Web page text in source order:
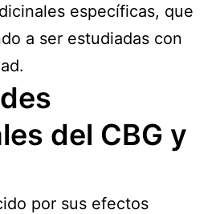
específicas, que
a ser estudiadas con
del CBG y
por sus efectos